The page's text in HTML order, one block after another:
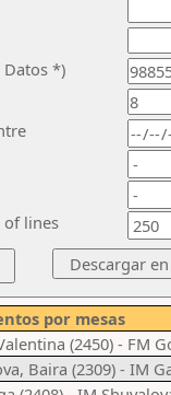
Datos *)
lines
por mesas
(2450) - FM
Baira (2309) - IM